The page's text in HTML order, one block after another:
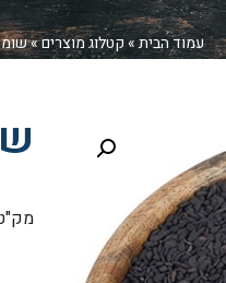
עמוד הבית»קטלוג מוצרים»
מק"ט: